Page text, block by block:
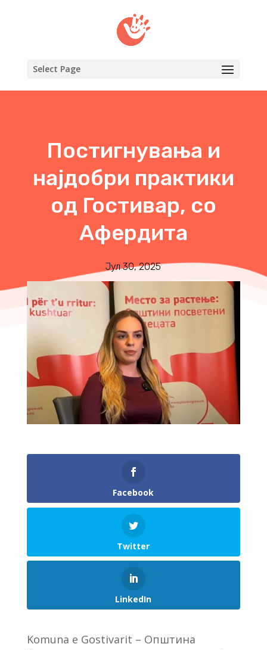
Select Page
Постигнувања и
најдобри практики
од Гостивар, со
Афердита
Јул 30, 2025
Facebook
Twitter
LinkedIn
Komuna e Gostivarit – Општина